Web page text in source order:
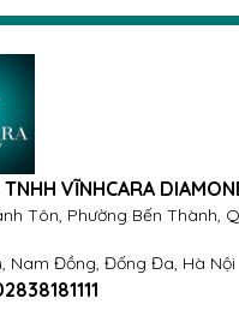
VĨNHCARA
Tôn, Phường Bến Thành,
Nam Đồng, Đống Đa, Hà Nội